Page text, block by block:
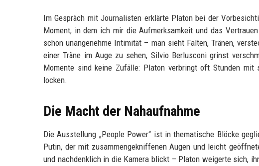
Im Gespräch mit Journalisten erklärte Platon bei der
Moment, in dem ich mir die Aufmerksamkeit und das
schon unangenehme Intimität – man sieht Falten, Tränen,
einer Träne im Auge zu sehen, Silvio Berlusconi grinst
Momente sind keine Zufälle: Platon verbringt oft Stunden
locken.
Die Macht der Nahaufnahme
Die Ausstellung „People Power“ ist in thematische Blöcke
Putin, der mit zusammengekniffenen Augen und leicht
und nachdenklich in die Kamera blickt – Platon weigerte sich,